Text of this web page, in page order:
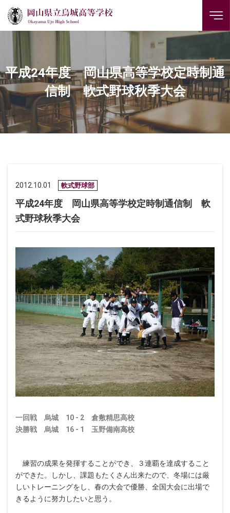
平成24年度 岡山県高等学校定時制通
信制 軟式野球秋季大会
2012.10.01 軟式野球部
平成24年度 岡山県高等学校定時制通信制 軟
式野球秋季大会
一回戦 烏城 10 - 2 倉敷精思高校
決勝戦 烏城 16 - 1 玉野備南高校
練習の成果を発揮することができ、３連覇を達成すること
ができた。しかし、課題もたくさん出来たので、冬場には厳
しいトレーニングをし、春の大会で優勝、全国大会に出場で
きるように努力したいと思う。